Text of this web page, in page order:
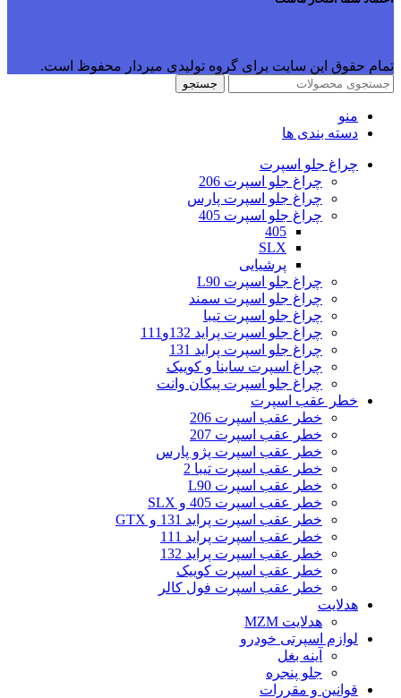
تمام حقوق این سایت برای گروه تولیدی میردار محفوظ است.
جستجو
منو
دسته بندی ها
چراغ جلو اسپرت
چراغ جلو اسپرت 206
چراغ جلو اسپرت پارس
چراغ جلو اسپرت 405
405
SLX
پرشیایی
چراغ جلو اسپرت L90
چراغ جلو اسپرت سمند
چراغ جلو اسپرت تیبا
چراغ جلو اسپرت پراید 132و111
چراغ جلو اسپرت پراید 131
چراغ اسپرت ساینا و کوییک
چراغ جلو اسپرت پیکان وانت
خطر عقب اسپرت
خطر عقب اسپرت 206
خطر عقب اسپرت 207
خطر عقب اسپرت پژو پارس
خطر عقب اسپرت تیبا 2
خطر عقب اسپرت L90
خطر عقب اسپرت 405 و SLX
خطر عقب اسپرت پراید 131 و GTX
خطر عقب اسپرت پراید 111
خطر عقب اسپرت پراید 132
خطر عقب اسپرت کوییک
خطر عقب اسپرت فول کالر
هدلایت
هدلایت MZM
لوازم اسپرتی خودرو
آینه بغل
جلو پنجره
قوانین و مقررات